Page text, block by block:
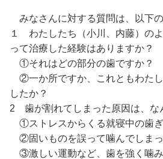
みなさんに対する質問は、以下の
１ わたしたち（小川、内藤）の
って治療した経験はありますか？
①それはどの部分の歯ですか？
②一か所ですか、これともわた
したか？
2 歯が割れてしまった原因は、な
①ストレスからくる就寝中の歯ぎ
②固いものを誤って噛んでしま
③激しい運動など、歯を強く噛